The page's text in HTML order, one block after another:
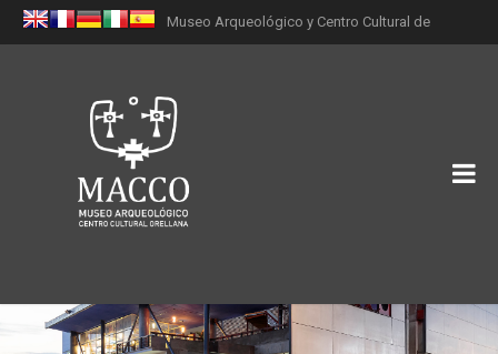
Museo Arqueológico y Centro Cultural de